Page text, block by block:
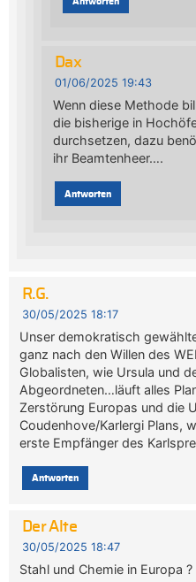
Dax
01/06/2025 19:43
Wenn diese Methode
die bisherige in
durchsetzen, dazu
ihr Beamtenheer….
Antworten
R.G.
30/05/2025 18:17
Unser demokratisch
ganz nach den Willen des
Globalisten, wie Ursula und
Abgeordneten…läuft alles
Zerstörung Europas und die
Coudenhove/Karlergi Plans,
erste Empfänger des
Antworten
Der Alte
30/05/2025 18:47
Stahl und Chemie in Europa